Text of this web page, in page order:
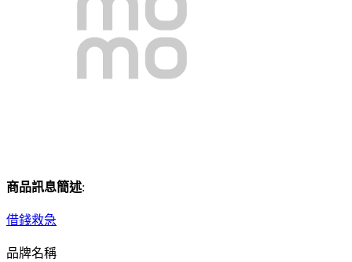
商品訊息簡述:
借錢救急
品牌名稱